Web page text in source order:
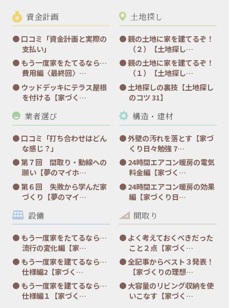
資金計画
口コミ「資金計画と実際の
支払い」
もう一度家をたてるなら…
費用編〈最終回〉…
ウッドデッキにテラス屋根
を付ける【家づく…
土地探し
親の土地に家を建てるぞ！
（２）【土地探し…
親の土地に家を建てるぞ！
（１）【土地探し…
土地探しの裏技【土地探し
のコツ 31】
業者選び
口コミ「打ち合わせはどん
な感じ？」
第７回 間取り・動線への
願い【夢のマイホ…
第６回 失敗から学んだ家
づくり【夢のマイ…
構造・建材
外壁の汚れを落とす【家づ
くり日々勉強 7…
24時間エアコン暖房の電気
料金編【家づく…
24時間エアコン暖房の効果
編【家づくり日…
設備
もう一度家をたてるなら…
流行の変化編【家…
もう一度家を建てるなら…
仕様編2【家づく…
もう一度家を建てるなら…
仕様編１【家づく…
間取り
よく考えておくべきだった
こと２点【家づく…
全記事からベスト３発表！
【家づくりの理想…
大容量のリビング収納を使
いこなす【家づく…